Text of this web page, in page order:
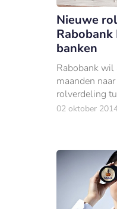
Nieuwe
banken
Rabobank wil
maanden
rolverdeling
Nederland en
02 oktober